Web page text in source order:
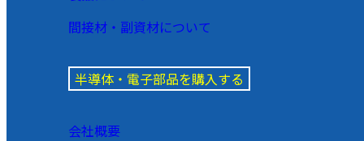
間接材・副資材について
半導体・電子部品を購入する
会社概要